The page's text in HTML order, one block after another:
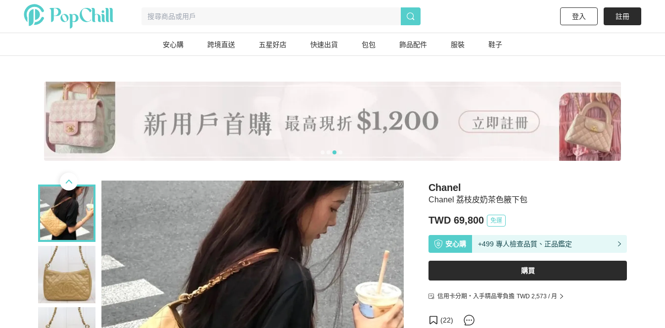
登入 註冊
安心購 跨境直送 五星好店 快速出貨 包包 飾品配件 服裝 鞋子
Chanel 荔枝皮奶茶色腋下包
Chanel
TWD 69,800 免運
安心購 +499 專人檢查品質、正品鑑定
購買
信用卡分期・入手精品零負擔 TWD 2,573 / 月
(22)